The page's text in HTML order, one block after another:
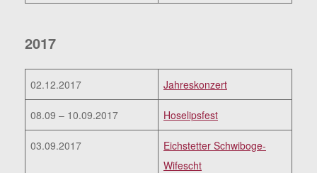
2017
02.12.2017 Jahreskonzert
08.09 – 10.09.2017 Hoselipsfest
03.09.2017
Eichstetter Schwiboge-
Wifescht